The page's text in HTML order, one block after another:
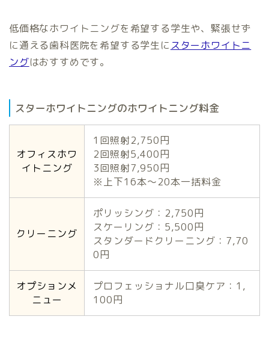
低価格なホワイトニングを希望する学生や、緊張せず
に通える歯科医院を希望する学生に スターホワイトニ
ングはおすすめです。
スターホワイトニングのホワイトニング料金
オフィスホワ
イトニング
1回照射2,750円
2回照射5,400円
3回照射7,950円
※上下16本～20本一括料金
クリーニング
ポリッシング：2,750円
スケーリング：5,500円
スタンダードクリーニング：7,70
0円
オプションメ
ニュー
プロフェッショナル口臭ケア：1,
100円